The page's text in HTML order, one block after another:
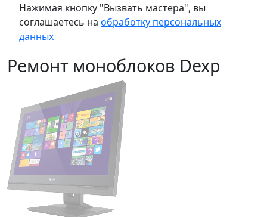
Нажимая кнопку "Вызвать мастера", вы
соглашаетесь на обработку персональных
данных
Ремонт моноблоков Dexp